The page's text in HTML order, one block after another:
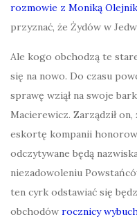
rozmowie z Moniką Olejnik
przyznać, że Żydów w
Ale kogo obchodzą te
się na nowo. Do czasu
sprawę wziął na swoje
Macierewicz. Zarządził
eskortę kompanii
odczytywane będą
niezadowoleniu
ten cyrk odstawiać się
obchodów rocznicy